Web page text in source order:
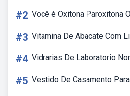
#2 Você é Oxitona Paroxitona
#3 Vitamina De Abacate Com
#4 Vidrarias De Laboratorio
#5 Vestido De Casamento